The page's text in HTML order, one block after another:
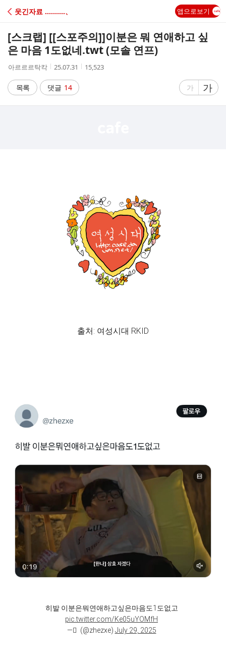
C
A
웃긴자료 ‥‥‥‥‥、 앱으로보기
[스크랩] [[스포주의]]이분은 뭐 연애하고 싶
은 마음 1도없네.twt (모솔 연프)
작
자
아르르르탁칵
작
시
간
25.07.31
조
15,523
목록 댓글 14
글
가
글
자
가
출처: 여성시대 RKID
히발 이분은뭐연애하고싶은마음도1도없고
pic.twitter.com/Ke05uYOMfH
— ٕ (@zhezxe) July 29, 2025